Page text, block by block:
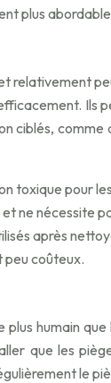
plus
relativement
Ils
ciblés,
toxique pour
ne nécessite
après
peu coûteux.
humain
que les
le